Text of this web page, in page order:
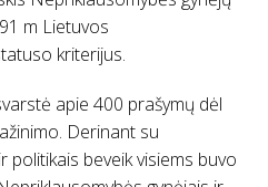
m Lietuvos
kriterijus.
apie 400 prašymų dėl
Derinant su
politikais beveik visiems buvo